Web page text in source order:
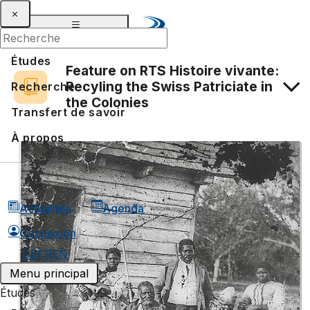
Études
Recherche
Transfert de savoir
À propos
Actualités
Agenda
Connexion
DEFREN
Menu principal
Études
Feature on RTS Histoire vivante:
Recyling the Swiss Patriciate in
the Colonies